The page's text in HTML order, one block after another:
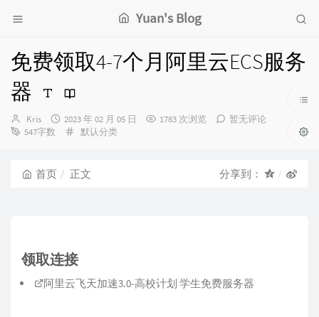
Yuan's Blog
免费领取4-7个月阿里云ECS服务
器
博
主：
Kris
发
布
2023 年 02 月 05 日 1783 次浏览
暂无评论
547字数
分
默认分类
首页 正文 分享到：
领取连接
阿里云飞天加速3.0-高校计划 学生免费服务器